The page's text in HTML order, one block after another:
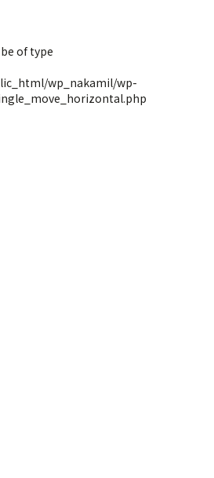
of type
wp_nakamil/wp-